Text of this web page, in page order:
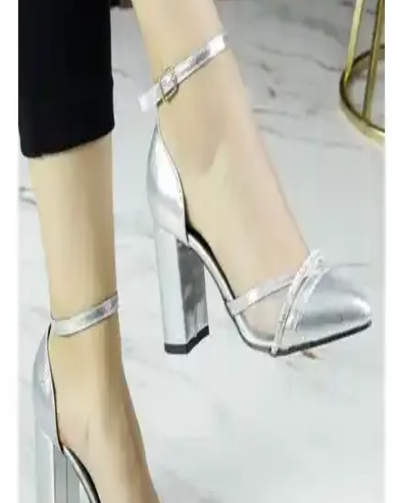
dayanıklı malzemeleriyle özel günlerde tarzınızı tamamlar, hafif ve
fonksiyonel özellikleriyle dikkat çeker.
Erkan Saçmacı Molly Lame Taşlı Fileli Kalın
Topuklu Abiye Ayakkabı İnceleme ve Kullanıcı
Erkan Saçmacı'nın Molly Lame modeli, şık tasarımı ve rahat
kullanımıyla öne çıkan, taş detayları ve kalın topuklu yapısıyla her
ortamda tercih edilen kadın ayakkabısıdır.
Erkan Saçmacı Molly Kırmızı Saten Topuklu Abiye
Ayakkabısı Şıklık ve Konfor Sunan Modern
Tasarım
Erkan Saçmacı'nın tasarımıyla öne çıkan Molly kırmızı saten
ayakkabı, şıklık ve rahatlığı bir arada sunar. Taş ve file detaylarıyla
göz alıcı, günlük ve özel günler için ideal çok yönlü bir modeldir.
Muggo Sidney Kadın Prenses Taşlı Şeffaf Topuklu
Abiye Ayakkabı Detayları ve Kullanım İpuçları
Muggo Sidney kadın ayakkabısı, şeffaf tasarımı ve taş detaylarıyla
öne çıkar. 8,5 cm topuk yüksekliğiyle şıklık ve rahatlığı bir arada
sunar, özel günler ve günlük kullanım için ideal bir seçimdir.
ELEVAM Saten Taşlı Sivri Burun Kadın İnce
Topuklu Abiye Ayakkabı Özellikleri ve Tasarımı